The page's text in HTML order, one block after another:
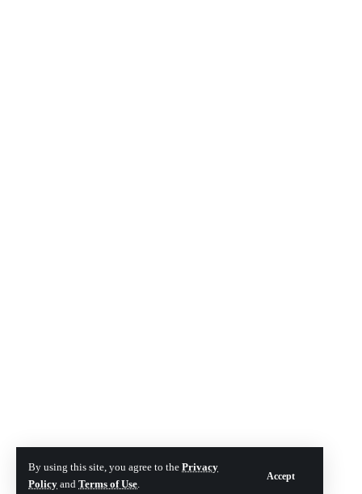
By using this site, you agree to the Privacy
Policy and Terms of Use.
Accept